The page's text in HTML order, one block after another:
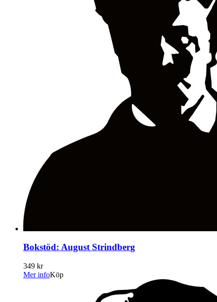
Bokstöd: August Strindberg
349 kr
Mer infoKöp